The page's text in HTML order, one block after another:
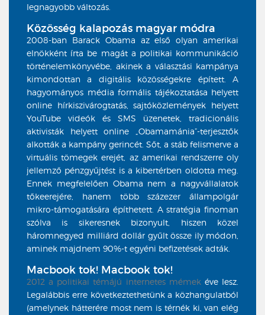
legnagyobb változás.
Közösség kalapozás magyar módra
2008-ban Barack Obama az első olyan amerikai
elnökként írta be magát a politikai kommunikáció
történelemkönyvébe, akinek a választási kampánya
kimondottan a digitális közösségekre épített. A
hagyományos média formális tájékoztatása helyett
online hírkiszivárogtatás, sajtóközlemények helyett
YouTube videók és SMS üzenetek, tradicionális
aktivisták helyett online „Obamamánia”-terjesztők
alkották a kampány gerincét. Sőt, a stáb felismerve a
virtuális tömegek erejét, az amerikai rendszerre oly
jellemző pénzgyűjtést is a kibertérben oldotta meg.
Ennek megfelelően Obama nem a nagyvállalatok
tőkeerejére, hanem több százezer állampolgár
mikro-támogatására építhetett. A stratégia finoman
szólva is sikeresnek bizonyult, hiszen közel
háromnegyed milliárd dollár gyűlt össze ily módon,
aminek majdnem 90%-t egyéni befizetések adták.
Macbook tok! Macbook tok!
2012 a politikai témájú internetes mémek éve lesz.
Legalábbis erre következtethetünk a közhangulatból
(amelynek hátterére most nem is térnék ki, van elég